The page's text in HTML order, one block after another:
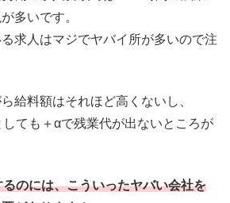
多いです。
求人はマジでヤバイ所が多いので注
給料額はそれほど高くないし、
ても＋αで残業代が出ないところが
のには、こういったヤバい会社を